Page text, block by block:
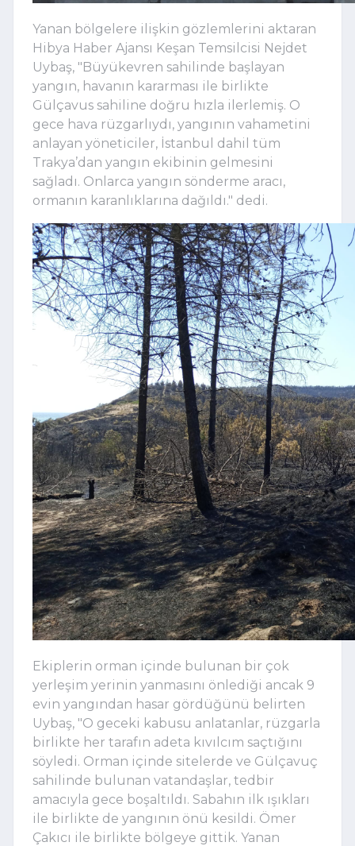
Yanan bölgelere ilişkin gözlemlerini aktaran
Hibya Haber Ajansı Keşan Temsilcisi Nejdet
Uybaş, "Büyükevren sahilinde başlayan
yangın, havanın kararması ile birlikte
Gülçavus sahiline doğru hızla ilerlemiş. O
gece hava rüzgarlıydı, yangının vahametini
anlayan yöneticiler, İstanbul dahil tüm
Trakya’dan yangın ekibinin gelmesini
sağladı. Onlarca yangın sönderme aracı,
ormanın karanlıklarına dağıldı." dedi.
Ekiplerin orman içinde bulunan bir çok
yerleşim yerinin yanmasını önlediği ancak 9
evin yangından hasar gördüğünü belirten
Uybaş, "O geceki kabusu anlatanlar, rüzgarla
birlikte her tarafın adeta kıvılcım saçtığını
söyledi. Orman içinde sitelerde ve Gülçavuç
sahilinde bulunan vatandaşlar, tedbir
amacıyla gece boşaltıldı. Sabahın ilk ışıkları
ile birlikte de yangının önü kesildi. Ömer
Çakıcı ile birlikte bölgeye gittik. Yanan